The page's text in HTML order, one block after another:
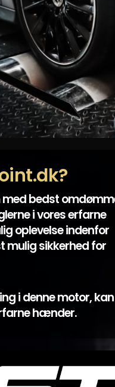
bedst
i vores erfarne
oplevelse indenfor
mulig sikkerhed for
i denne motor, kan
hænder.